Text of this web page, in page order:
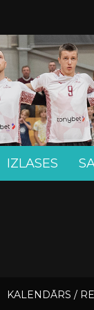
IZLASES
KALENDĀRS /